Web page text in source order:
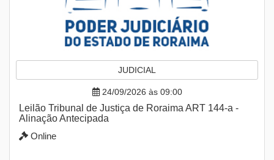
JUDICIAL
24/09/2026 às 09:00
Leilão Tribunal de Justiça de Roraima ART 144-a -
Alinação Antecipada
Online